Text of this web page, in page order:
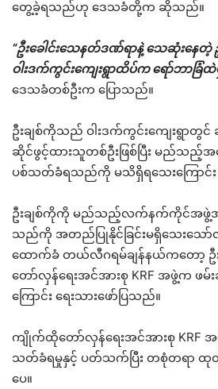
တွေ့ခဲ့ရသည်ဟု ဒေသခံတို့က ဆိုသည်။
“ဦးခေါင်းသေနတ်ဒဏ်ရာနဲ့ သေဆုံးနေတဲ့
ဝါးဒက်ကွင်းကျေးရွာထိပ်က ရော်ဘာခြံထဲ
ဒေသခံတစ်ဦးက ပြောသည်။
ဦးချစ်ကိုသည် ဝါးဒက်ကွင်းကျေးရွာတွင်
ဆိုင်ဖွင့်ထားသူတစ်ဦးဖြစ်ပြီး မည်သည့်အ
ပစ်သတ်ခံရသည်ကို မသိရှိရသေးကြောင်
ဦးချစ်ကိုကို မည်သည့်လက်နက်ကိုင်အဖွဲ့အ
သည်ကို အတည်ပြုနိုင်ခြင်းမရှိသေးသော်
ထောက်ခံ တယ်လီဂရမ်ချန်နယ်ကတော့
တော်လှန်ရေးအင်အားစု KRF အဖွဲ့က ဖမ်
ကြောင်း ရေးသားဖော်ပြသည်။
ကျိုက်ထိုတော်လှန်ရေးအင်အားစု KRF အ
သတ်ခံရမှုနှင့် ပတ်သက်ပြီး တစုံတရာ ထုတ်
ပေ။